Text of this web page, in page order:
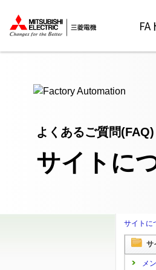
FA
よくあるご質問(FAQ)
サイトに
サイトに
サ
メ